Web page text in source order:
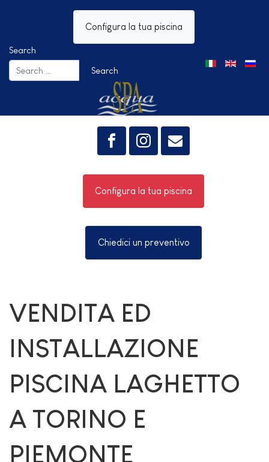
Configura la tua piscina
Search
Search
Select your
Configura la tua piscina
Chiedici un preventivo
VENDITA ED
INSTALLAZIONE
PISCINA LAGHETTO
A TORINO E
PIEMONTE